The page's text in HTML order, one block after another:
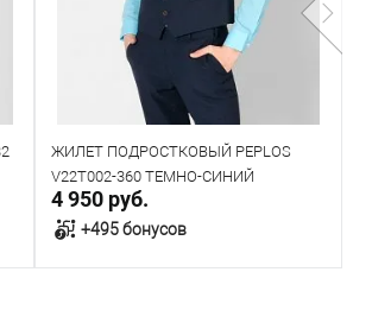
ЖИЛЕТ ПОДРОСТКОВЫЙ PEPLOS
V22T002-360 ТЕМНО-СИНИЙ
4 950 руб.
+495 бонусов